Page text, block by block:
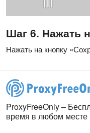
Шаг 6. Нажать
Нажать на кнопку
ProxyFreeOnly –
время в любом месте